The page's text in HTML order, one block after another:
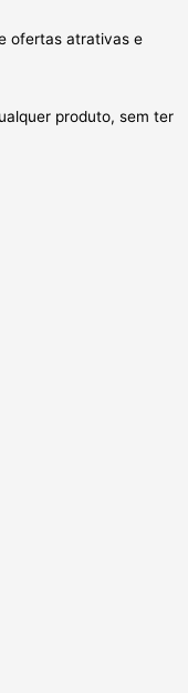
ofertas atrativas e
produto, sem ter